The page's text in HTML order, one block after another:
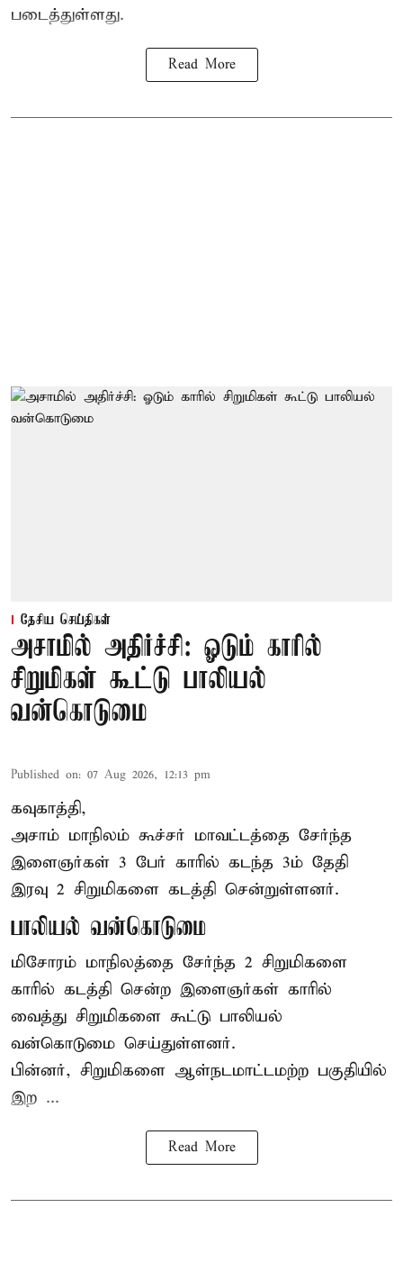
படைத்துள்ளது.
Read More
தேசிய செய்திகள்
அசாமில் அதிர்ச்சி: ஓடும் காரில்
சிறுமிகள் கூட்டு பாலியல்
வன்கொடுமை
Published on: 07 Aug 2026, 12:13 pm
கவுகாத்தி,
அசாம் மாநிலம் கூச்சர் மாவட்டத்தை சேர்ந்த
இளைஞர்கள் 3 பேர் காரில் கடந்த 3ம் தேதி
இரவு 2 சிறுமிகளை கடத்தி சென்றுள்ளனர்.
பாலியல் வன்கொடுமை
மிசோரம் மாநிலத்தை சேர்ந்த 2 சிறுமிகளை
காரில் கடத்தி சென்ற இளைஞர்கள் காரில்
வைத்து சிறுமிகளை கூட்டு பாலியல்
வன்கொடுமை செய்துள்ளனர்.
பின்னர், சிறுமிகளை ஆள்நடமாட்டமற்ற பகுதியில்
இற ...
Read More